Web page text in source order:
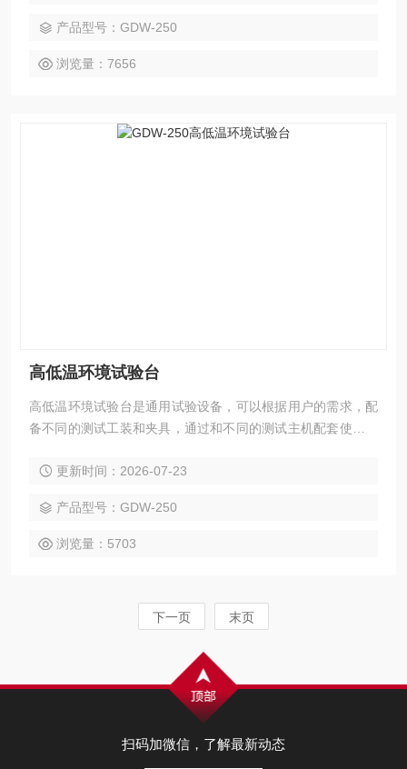
产品型号：GDW-250
浏览量：7656
高低温环境试验台
高低温环境试验台是通用试验设备，可以根据用户的需求，配
备不同的测试工装和夹具，通过和不同的测试主机配套使用，
性能测试。
更新时间：2026-07-23
产品型号：GDW-250
浏览量：5703
下一页 末页
扫码加微信，了解最新动态